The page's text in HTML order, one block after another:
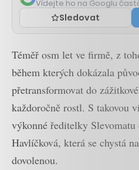
Vídejte ho na Googlu
Sledovat
Téměř osm let ve firmě, z
během kterých dokázala
přetransformovat do
každoročně rostl. S takovou
výkonné ředitelky
Havlíčková, která se chystá
dovolenou.